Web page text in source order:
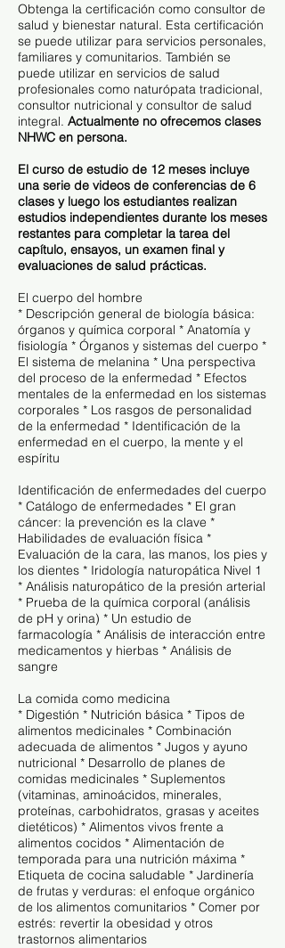
Obtenga la certificación como consultor de
salud y bienestar natural. Esta certificación
se puede utilizar para servicios personales,
familiares y comunitarios. También se
puede utilizar en servicios de salud
profesionales como naturópata tradicional,
consultor nutricional y consultor de salud
integral. Actualmente no ofrecemos clases
NHWC en persona.
El curso de estudio de 12 meses incluye
una serie de videos de conferencias de 6
clases y luego los estudiantes realizan
estudios independientes durante los meses
restantes para completar la tarea del
capítulo, ensayos, un examen final y
evaluaciones de salud prácticas.
El cuerpo del hombre
* Descripción general de biología básica:
órganos y química corporal * Anatomía y
fisiología * Órganos y sistemas del cuerpo *
El sistema de melanina * Una perspectiva
del proceso de la enfermedad * Efectos
mentales de la enfermedad en los sistemas
corporales * Los rasgos de personalidad
de la enfermedad * Identificación de la
enfermedad en el cuerpo, la mente y el
espíritu
Identificación de enfermedades del cuerpo
* Catálogo de enfermedades * El gran
cáncer: la prevención es la clave *
Habilidades de evaluación física *
Evaluación de la cara, las manos, los pies y
los dientes * Iridología naturopática Nivel 1
* Análisis naturopático de la presión arterial
* Prueba de la química corporal (análisis
de pH y orina) * Un estudio de
farmacología * Análisis de interacción entre
medicamentos y hierbas * Análisis de
sangre
La comida como medicina
* Digestión * Nutrición básica * Tipos de
alimentos medicinales * Combinación
adecuada de alimentos * Jugos y ayuno
nutricional * Desarrollo de planes de
comidas medicinales * Suplementos
(vitaminas, aminoácidos, minerales,
proteínas, carbohidratos, grasas y aceites
dietéticos) * Alimentos vivos frente a
alimentos cocidos * Alimentación de
temporada para una nutrición máxima *
Etiqueta de cocina saludable * Jardinería
de frutas y verduras: el enfoque orgánico
de los alimentos comunitarios * Comer por
estrés: revertir la obesidad y otros
trastornos alimentarios